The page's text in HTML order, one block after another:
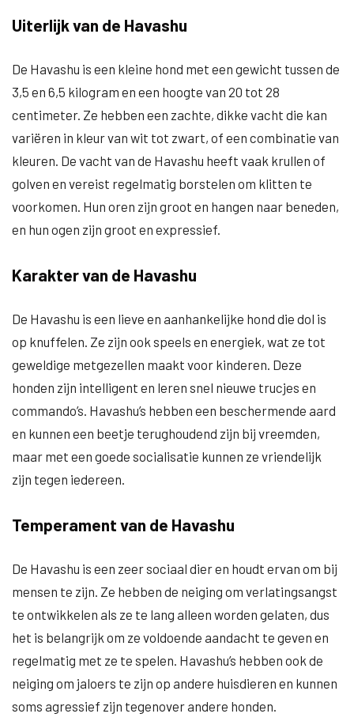
Uiterlijk van de Havashu
De Havashu is een kleine hond met een gewicht tussen de
3,5 en 6,5 kilogram en een hoogte van 20 tot 28
centimeter. Ze hebben een zachte, dikke vacht die kan
variëren in kleur van wit tot zwart, of een combinatie van
kleuren. De vacht van de Havashu heeft vaak krullen of
golven en vereist regelmatig borstelen om klitten te
voorkomen. Hun oren zijn groot en hangen naar beneden,
en hun ogen zijn groot en expressief.
Karakter van de Havashu
De Havashu is een lieve en aanhankelijke hond die dol is
op knuffelen. Ze zijn ook speels en energiek, wat ze tot
geweldige metgezellen maakt voor kinderen. Deze
honden zijn intelligent en leren snel nieuwe trucjes en
commando’s. Havashu’s hebben een beschermende aard
en kunnen een beetje terughoudend zijn bij vreemden,
maar met een goede socialisatie kunnen ze vriendelijk
zijn tegen iedereen.
Temperament van de Havashu
De Havashu is een zeer sociaal dier en houdt ervan om bij
mensen te zijn. Ze hebben de neiging om verlatingsangst
te ontwikkelen als ze te lang alleen worden gelaten, dus
het is belangrijk om ze voldoende aandacht te geven en
regelmatig met ze te spelen. Havashu’s hebben ook de
neiging om jaloers te zijn op andere huisdieren en kunnen
soms agressief zijn tegenover andere honden.